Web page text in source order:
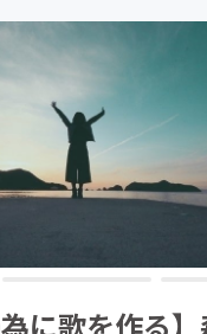
団体からもお土産も！
あれば、個別注文も承れま
トの進捗が分かり、支援者
招待します。
ジェクトのオンライン番組
りに参加するリアルイベン
イベント参加には別途料金
為に歌を作る